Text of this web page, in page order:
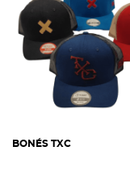
BONÉS TXC